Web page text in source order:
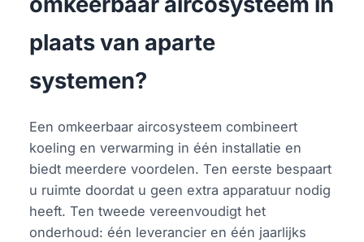
plaats van aparte
systemen?
Een omkeerbaar aircosysteem combineert
koeling en verwarming in één installatie en
biedt meerdere voordelen. Ten eerste bespaart
u ruimte doordat u geen extra apparatuur nodig
heeft. Ten tweede vereenvoudigt het
onderhoud: één leverancier en één jaarlijks